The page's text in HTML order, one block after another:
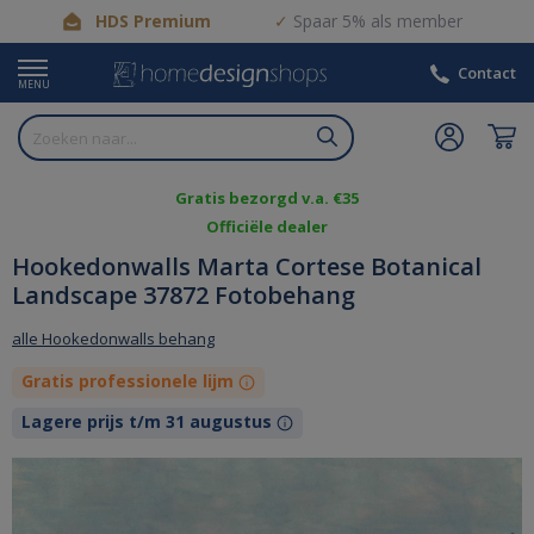
HDS Premium Spaar 5% als member
MENU
Contact
Gratis bezorgd v.a. €35
Officiële dealer
Hookedonwalls Marta Cortese Botanical
Landscape 37872 Fotobehang
alle Hookedonwalls behang
Gratis professionele lijm
Lagere prijs t/m 31 augustus